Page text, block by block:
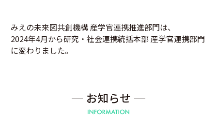
みえの未来図共創機構 産学官連携推進部門は、
2024年4月から研究・社会連携統括本部 産学官連携部門
に変わりました。
お知らせ